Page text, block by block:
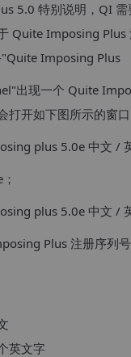
5.0 特别说明，QI
Quite Imposing
Imposing Plus
出现一个 Quite
打开如下图所示的窗口
Plus 注册序列
英文字